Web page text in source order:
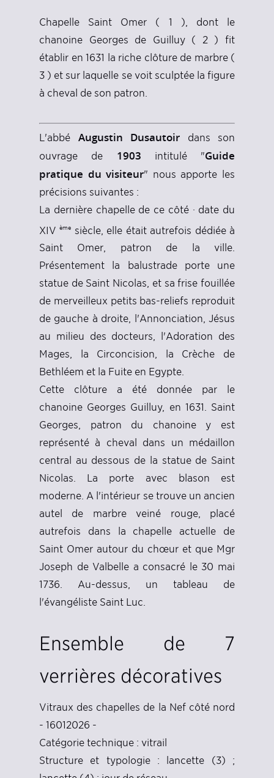
Chapelle Saint Omer ( 1 ), dont le
chanoine Georges de Guilluy ( 2 ) fit
établir en 1631 la riche clôture de marbre (
3 ) et sur laquelle se voit sculptée la figure
à cheval de son patron.
L'abbé Augustin Dusautoir dans son
ouvrage de 1903 intitulé "Guide
pratique du visiteur" nous apporte les
précisions suivantes :
La dernière chapelle de ce côté · date du
XIVème siècle, elle était autrefois dédiée à
Saint Omer, patron de la ville.
Présentement la balustrade porte une
statue de Saint Nicolas, et sa frise fouillée
de merveilleux petits bas-reliefs reproduit
de gauche à droite, l'Annonciation, Jésus
au milieu des docteurs, l'Adoration des
Mages, la Circoncision, la Crèche de
Bethléem et la Fuite en Egypte.
Cette clôture a été donnée par le
chanoine Georges Guilluy, en 1631. Saint
Georges, patron du chanoine y est
représenté à cheval dans un médaillon
central au dessous de la statue de Saint
Nicolas. La porte avec blason est
moderne. A l'intérieur se trouve un ancien
autel de marbre veiné rouge, placé
autrefois dans la chapelle actuelle de
Saint Omer autour du chœur et que Mgr
Joseph de Valbelle a consacré le 30 mai
1736. Au-dessus, un tableau de
l'évangéliste Saint Luc.
Ensemble de 7
verrières décoratives
Vitraux des chapelles de la Nef côté nord
- 16012026 -
Catégorie technique : vitrail
Structure et typologie : lancette (3) ;